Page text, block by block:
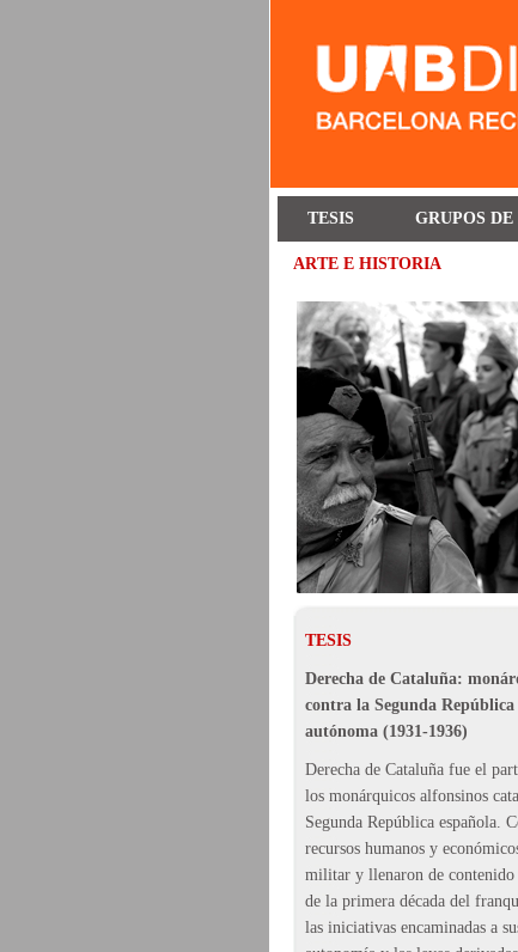
TESIS GRUPOS
ARTE E HISTORIA
TESIS
Derecha de Cataluña:
contra la Segunda
autónoma (1931-1936)
Derecha de Cataluña fue el
los monárquicos alfonsinos
Segunda República española.
recursos humanos y
militar y llenaron de
de la primera década del
las iniciativas encaminadas a